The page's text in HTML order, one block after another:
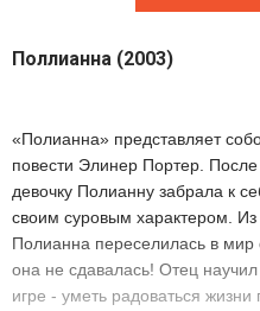
Поллианна (2003)
«Полианна» представляет
повести Элинер Портер.
девочку Полианну забрала к
своим суровым характером.
Полианна переселилась в мир
она не сдавалась! Отец
игре - уметь радоваться